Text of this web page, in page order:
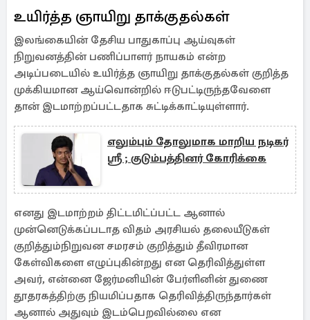
உயிர்த்த ஞாயிறு தாக்குதல்கள்
இலங்கையின் தேசிய பாதுகாப்பு ஆய்வுகள்
நிறுவனத்தின் பணிப்பாளர் நாயகம் என்ற
அடிப்படையில் உயிர்த்த ஞாயிறு தாக்குதல்கள் குறித்த
முக்கியமான ஆய்வொன்றில் ஈடுபட்டிருந்தவேளை
தான் இடமாற்றப்பட்டதாக சுட்டிக்காட்டியுள்ளார்.
எலும்பும் தோலுமாக மாறிய நடிகர்
ஸ்ரீ ; குடும்பத்தினர் கோரிக்கை
எனது இடமாற்றம் திட்டமிட்ப்பட்ட ஆனால்
முன்னெடுக்கப்படாத விதம் அரசியல் தலையீடுகள்
குறித்தும்நிறுவன சமரசம் குறித்தும் தீவிரமான
கேள்விகளை எழுப்புகின்றது என தெரிவித்துள்ள
அவர், என்னை ஜேர்மனியின் பேர்ளினின் துணை
தூதரகத்திற்கு நியமிப்பதாக தெரிவித்திருந்தார்கள்
ஆனால் அதுவும் இடம்பெறவில்லை என